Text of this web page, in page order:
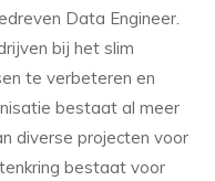
Data Engineer.
bij het slim
te verbeteren en
bestaat al meer
diverse projecten voor
bestaat voor